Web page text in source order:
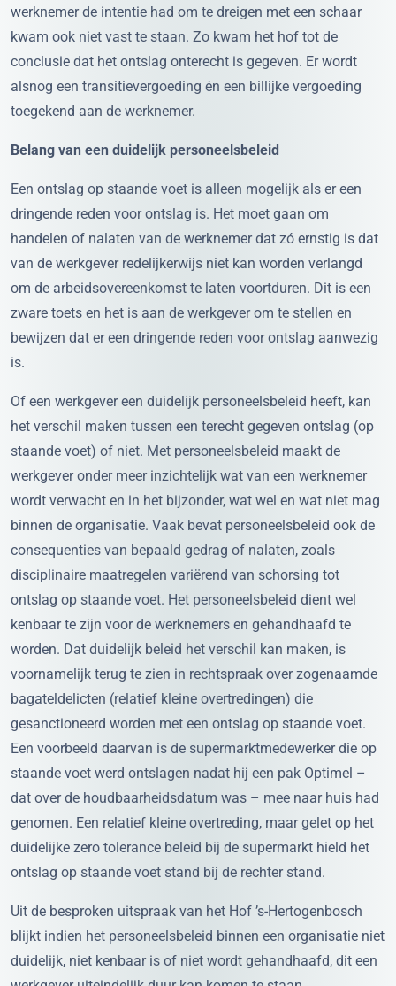
werknemer de intentie had om te dreigen met een schaar
kwam ook niet vast te staan. Zo kwam het hof tot de
conclusie dat het ontslag onterecht is gegeven. Er wordt
alsnog een transitievergoeding én een billijke vergoeding
toegekend aan de werknemer.
Belang van een duidelijk personeelsbeleid
Een ontslag op staande voet is alleen mogelijk als er een
dringende reden voor ontslag is. Het moet gaan om
handelen of nalaten van de werknemer dat zó ernstig is dat
van de werkgever redelijkerwijs niet kan worden verlangd
om de arbeidsovereenkomst te laten voortduren. Dit is een
zware toets en het is aan de werkgever om te stellen en
bewijzen dat er een dringende reden voor ontslag aanwezig
is.
Of een werkgever een duidelijk personeelsbeleid heeft, kan
het verschil maken tussen een terecht gegeven ontslag (op
staande voet) of niet. Met personeelsbeleid maakt de
werkgever onder meer inzichtelijk wat van een werknemer
wordt verwacht en in het bijzonder, wat wel en wat niet mag
binnen de organisatie. Vaak bevat personeelsbeleid ook de
consequenties van bepaald gedrag of nalaten, zoals
disciplinaire maatregelen variërend van schorsing tot
ontslag op staande voet. Het personeelsbeleid dient wel
kenbaar te zijn voor de werknemers en gehandhaafd te
worden. Dat duidelijk beleid het verschil kan maken, is
voornamelijk terug te zien in rechtspraak over zogenaamde
bagateldelicten (relatief kleine overtredingen) die
gesanctioneerd worden met een ontslag op staande voet.
Een voorbeeld daarvan is de supermarktmedewerker die op
staande voet werd ontslagen nadat hij een pak Optimel –
dat over de houdbaarheidsdatum was – mee naar huis had
genomen. Een relatief kleine overtreding, maar gelet op het
duidelijke zero tolerance beleid bij de supermarkt hield het
ontslag op staande voet stand bij de rechter stand.
Uit de besproken uitspraak van het Hof ’s-Hertogenbosch
blijkt indien het personeelsbeleid binnen een organisatie niet
duidelijk, niet kenbaar is of niet wordt gehandhaafd, dit een